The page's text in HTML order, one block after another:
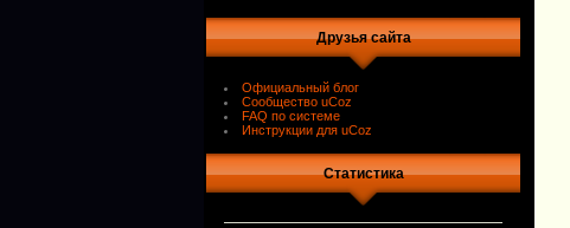
Друзья сайта
Официальный блог
Сообщество uCoz
FAQ по системе
Инструкции для uCoz
Статистика